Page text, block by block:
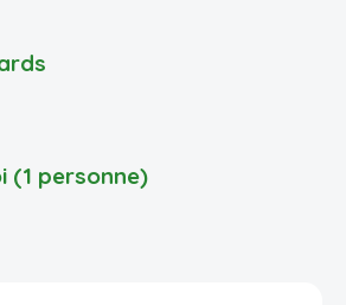
(1 personne)